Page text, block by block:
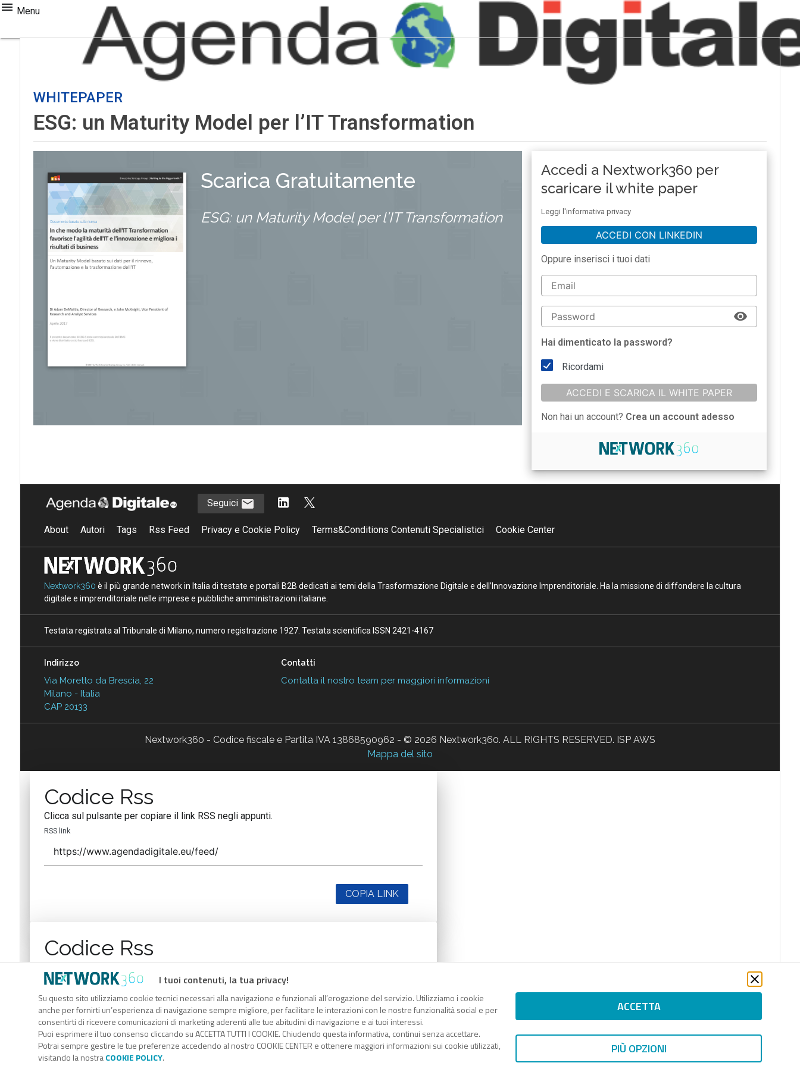
Menu
WHITEPAPER
ESG: un Maturity Model per l’IT Transformation
Scarica Gratuitamente
ESG: un Maturity Model per l’IT Transformation
Accedi a Nextwork360 per
scaricare il white paper
Leggi l'informativa privacy
ACCEDI CON LINKEDIN
Oppure inserisci i tuoi dati
Hai dimenticato la password?
Ricordami
ACCEDI E SCARICA IL WHITE PAPER
Non hai un account? Crea un account adesso
I tuoi contenuti, la tua privacy!
Su questo sito utilizziamo cookie tecnici necessari alla navigazione e funzionali all’erogazione del servizio. Utilizziamo i cookie
anche per fornirti un’esperienza di navigazione sempre migliore, per facilitare le interazioni con le nostre funzionalità social e per
consentirti di ricevere comunicazioni di marketing aderenti alle tue abitudini di navigazione e ai tuoi interessi.
Puoi esprimere il tuo consenso cliccando su ACCETTA TUTTI I COOKIE. Chiudendo questa informativa, continui senza accettare.
Potrai sempre gestire le tue preferenze accedendo al nostro COOKIE CENTER e ottenere maggiori informazioni sui cookie utilizzati,
visitando la nostraCOOKIE POLICY.
ACCETTA
PIÙ OPZIONI
Seguici
About Autori Tags Rss Feed Privacy e Cookie Policy Terms&Conditions Contenuti Specialistici Cookie Center
Nextwork360 è il più grande network in Italia di testate e portali B2B dedicati ai temi della Trasformazione Digitale e dell’Innovazione Imprenditoriale. Ha la missione di diffondere la cultura
digitale e imprenditoriale nelle imprese e pubbliche amministrazioni italiane.
Testata registrata al Tribunale di Milano, numero registrazione 1927. Testata scientifica ISSN 2421-4167
Indirizzo
Via Moretto da Brescia, 22
Milano - Italia
CAP 20133
Contatti
Contatta il nostro team per maggiori informazioni
Nextwork360 - Codice fiscale e Partita IVA 13868590962 - © 2026 Nextwork360. ALL RIGHTS RESERVED. ISP AWS
Mappa del sito
Codice Rss
Clicca sul pulsante per copiare il link RSS negli appunti.
RSS link
COPIA LINK
Codice Rss
RSS link
COPIA LINK